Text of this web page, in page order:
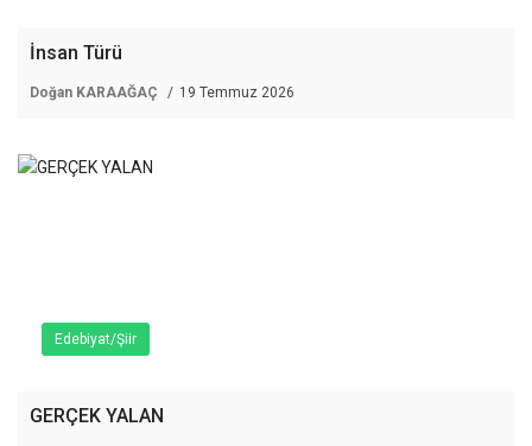
İnsan Türü
Doğan KARAAĞAÇ 19 Temmuz 2026
Edebiyat/Şiir
GERÇEK YALAN